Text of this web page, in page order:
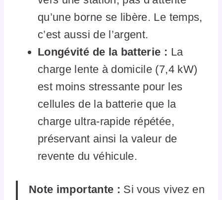
qu’une borne se libère. Le temps,
c’est aussi de l’argent.
Longévité de la batterie : La
charge lente à domicile (7,4 kW)
est moins stressante pour les
cellules de la batterie que la
charge ultra-rapide répétée,
préservant ainsi la valeur de
revente du véhicule.
Note importante : Si vous vivez en